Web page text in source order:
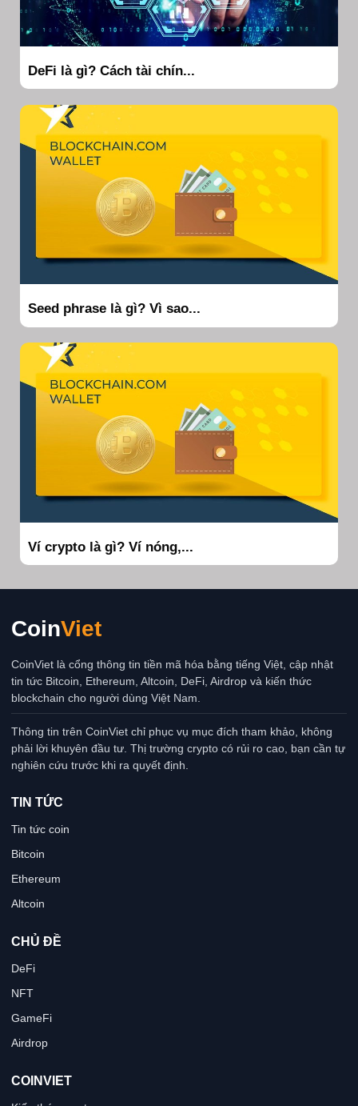
DeFi là gì? Cách tài chín...
Seed phrase là gì? Vì sao...
Ví crypto là gì? Ví nóng,...
CoinViet
CoinViet là cổng thông tin tiền mã hóa bằng tiếng Việt, cập nhật
tin tức Bitcoin, Ethereum, Altcoin, DeFi, Airdrop và kiến thức
blockchain cho người dùng Việt Nam.
Thông tin trên CoinViet chỉ phục vụ mục đích tham khảo, không
phải lời khuyên đầu tư. Thị trường crypto có rủi ro cao, bạn cần tự
nghiên cứu trước khi ra quyết định.
TIN TỨC
Tin tức coin
Bitcoin
Ethereum
Altcoin
CHỦ ĐỀ
DeFi
NFT
GameFi
Airdrop
COINVIET